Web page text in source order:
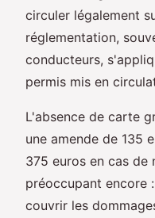
circuler légalement
réglementation,
conducteurs,
permis mis en
L'absence de carte
une amende de 135
375 euros en cas de
préoccupant encore
couvrir les